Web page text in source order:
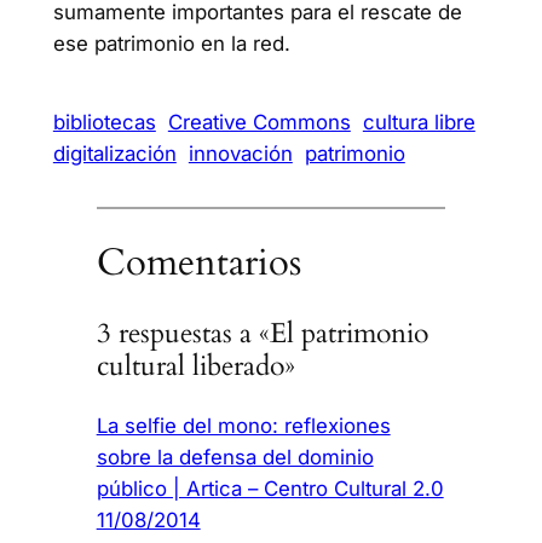
sumamente importantes para el rescate de
ese patrimonio en la red.
bibliotecas Creative Commons cultura libre
digitalización innovación patrimonio
Comentarios
3 respuestas a «El patrimonio
cultural liberado»
La selfie del mono: reflexiones
sobre la defensa del dominio
público | Artica – Centro Cultural 2.0
11/08/2014